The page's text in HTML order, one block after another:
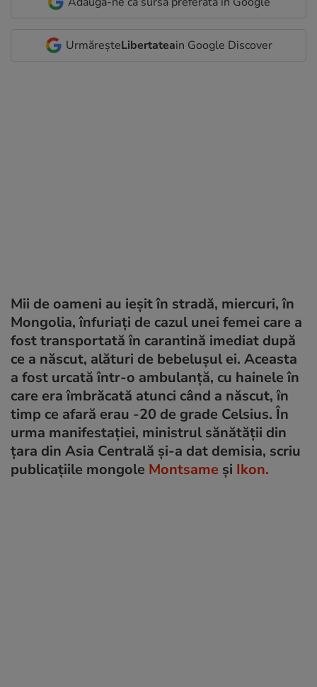
UrmăreșteLibertateain Google Discover
Mii de oameni au ieșit în stradă, miercuri, în
Mongolia, înfuriați de cazul unei femei care a
fost transportată în carantină imediat după
ce a născut, alături de bebelușul ei. Aceasta
a fost urcată într-o ambulanță, cu hainele în
care era îmbrăcată atunci când a născut, în
timp ce afară erau -20 de grade Celsius. În
urma manifestației, ministrul sănătății din
țara din Asia Centrală și-a dat demisia, scriu
publicațiile mongole Montsame și Ikon.